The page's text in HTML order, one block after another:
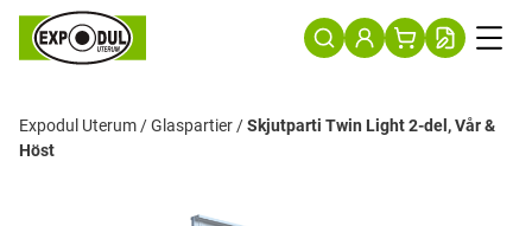
Expodul Uterum/Glaspartier/Skjutparti Twin Light 2-del, Vår &
Höst